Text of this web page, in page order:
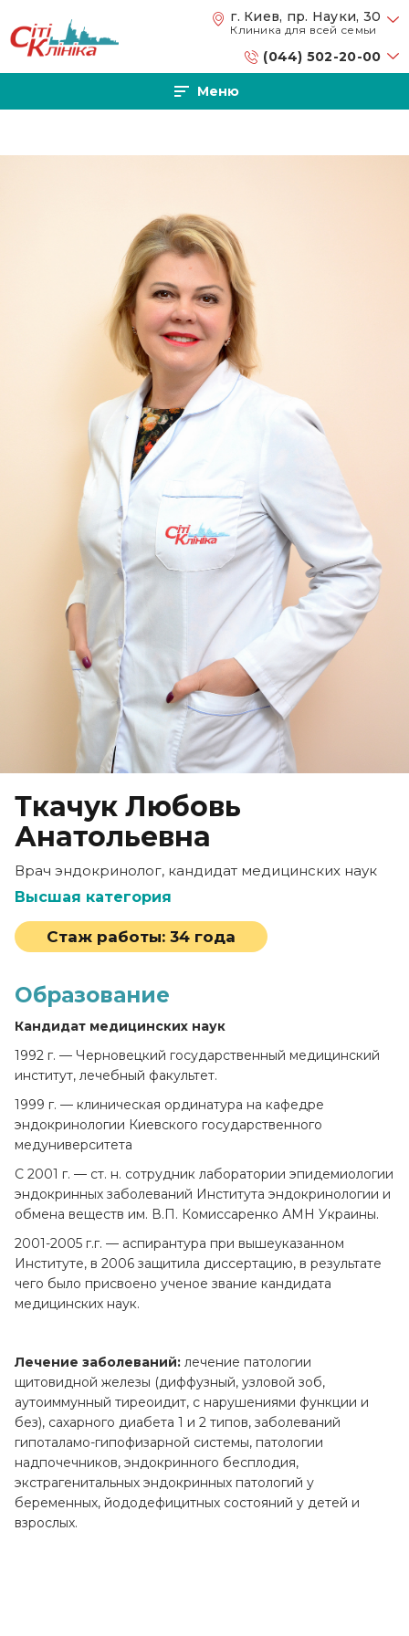
Перейти к основному содержанию г. Киев, пр. Науки, 30
Клиника для всей семьи
(044) 502-20-00
Меню
Ткачук Любовь
Анатольевна
Врач эндокринолог, кандидат медицинских наук
Высшая категория
Стаж работы: 34 года
Образование
Кандидат медицинских наук
1992 г. — Черновецкий государственный медицинский
институт, лечебный факультет.
1999 г. — клиническая ординатура на кафедре
эндокринологии Киевского государственного
медуниверситета
С 2001 г. — ст. н. сотрудник лаборатории эпидемиологии
эндокринных заболеваний Института эндокринологии и
обмена веществ им. В.П. Комиссаренко АМН Украины.
2001-2005 г.г. — аспирантура при вышеуказанном
Институте, в 2006 защитила диссертацию, в результате
чего было присвоено ученое звание кандидата
медицинских наук.
Лечение заболеваний: лечение патологии
щитовидной железы (диффузный, узловой зоб,
аутоиммунный тиреоидит, с нарушениями функции и
без), сахарного диабета 1 и 2 типов, заболеваний
гипоталамо-гипофизарной системы, патологии
надпочечников, эндокринного бесплодия,
экстрагенитальных эндокринных патологий у
беременных, йододефицитных состояний у детей и
взрослых.